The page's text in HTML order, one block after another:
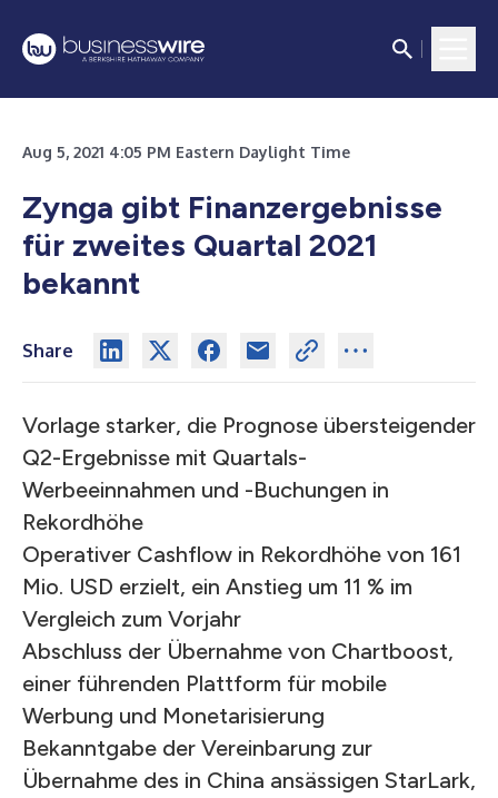
Aug 5, 2021 4:05 PM Eastern Daylight Time
Zynga gibt Finanzergebnisse
für zweites Quartal 2021
bekannt
Share
Vorlage starker, die Prognose übersteigender
Q2-Ergebnisse mit Quartals-
Werbeeinnahmen und -Buchungen in
Rekordhöhe
Operativer Cashflow in Rekordhöhe von 161
Mio. USD erzielt, ein Anstieg um 11 % im
Vergleich zum Vorjahr
Abschluss der Übernahme von Chartboost,
einer führenden Plattform für mobile
Werbung und Monetarisierung
Bekanntgabe der Vereinbarung zur
Übernahme des in China ansässigen StarLark,